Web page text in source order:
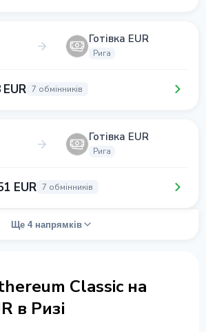
Готівка EUR
Рига
7 обмінників
Готівка EUR
Рига
EUR 7 обмінників
Ще 4 напрямків
Classic на
в Ризі